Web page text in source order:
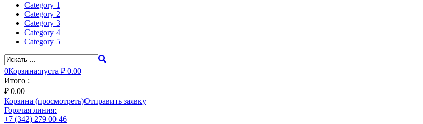
Category 1
Category 2
Category 3
Category 4
Category 5
0Корзина:пуста ₽ 0.00
Итого :
₽ 0.00
Корзина (просмотреть)Отправить заявку
Горячая линия:
+7 (342) 279 00 46